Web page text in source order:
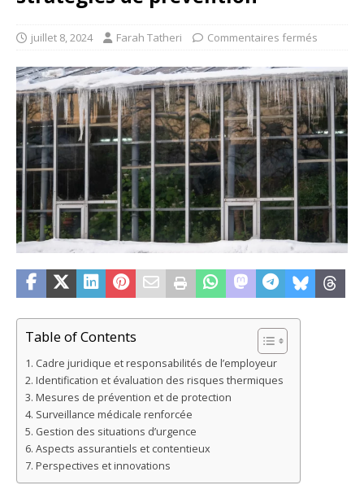
juillet 8, 2024 Farah Tatheri Commentaires fermés
Table of Contents
Cadre juridique et responsabilités de l’employeur
Identification et évaluation des risques thermiques
Mesures de prévention et de protection
Surveillance médicale renforcée
Gestion des situations d’urgence
Aspects assurantiels et contentieux
Perspectives et innovations